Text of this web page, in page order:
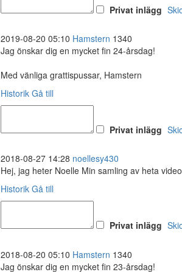
Privat inlägg
2019-08-20 05:10 Hamstern 1340
Jag önskar dig en mycket fin 24-årsdag!
Med vänliga grattispussar, Hamstern
Historik Gå till
Privat inlägg
2018-08-27 14:28 noellesy430
Hej, jag heter Noelle Min samling av heta
Historik Gå till
Privat inlägg
2018-08-20 05:10 Hamstern 1340
Jag önskar dig en mycket fin 23-årsdag!